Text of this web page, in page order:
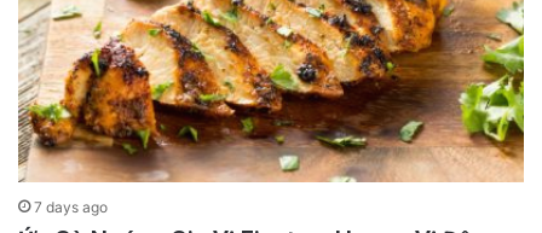
7 days ago